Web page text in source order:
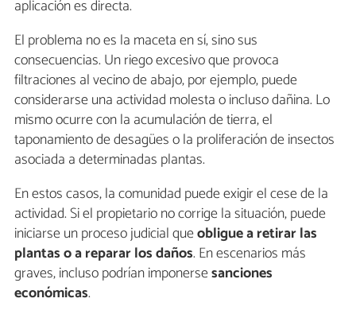
aplicación es directa.
El problema no es la maceta en sí, sino sus
consecuencias. Un riego excesivo que provoca
filtraciones al vecino de abajo, por ejemplo, puede
considerarse una actividad molesta o incluso dañina. Lo
mismo ocurre con la acumulación de tierra, el
taponamiento de desagües o la proliferación de insectos
asociada a determinadas plantas.
En estos casos, la comunidad puede exigir el cese de la
actividad. Si el propietario no corrige la situación, puede
iniciarse un proceso judicial queobligue a retirar las
plantas o a reparar los daños. En escenarios más
graves, incluso podrían imponersesanciones
económicas.